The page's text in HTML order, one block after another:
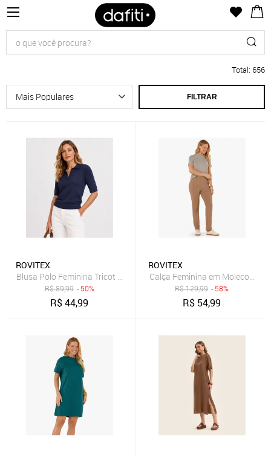
Total: 656
FILTRAR
ROVITEX
Blusa Polo Feminina Tricot Rovitex Azul
R$89,99 - 50%
R$44,99
ROVITEX
Calça Feminina em Molecotton
R$129,99 - 58%
R$ 54,99